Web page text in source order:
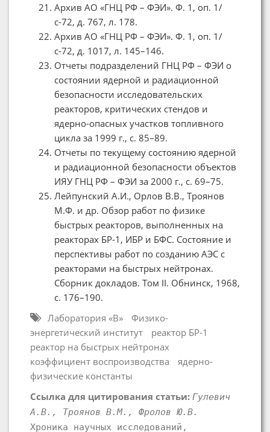
Архив АО «ГНЦ РФ – ФЭИ». Ф. 1, оп. 1/
с-72, д. 767, л. 178.
Архив АО «ГНЦ РФ – ФЭИ». Ф. 1, оп. 1/
с-72, д. 1017, л. 145–146.
Отчеты подразделений ГНЦ РФ – ФЭИ о
состоянии ядерной и радиационной
безопасности исследовательских
реакторов, критических стендов и
ядерно-опасных участков топливного
цикла за 1999 г., c. 85–89.
Отчеты по текущему состоянию ядерной
и радиационной безопасности объектов
ИЯУ ГНЦ РФ – ФЭИ за 2000 г., c. 69–75.
Лейпунский А.И., Орлов В.В., Троянов
М.Ф. и др. Обзор работ по физике
быстрых реакторов, выполненных на
реакторах БР-1, ИБР и БФС. Состояние и
перспективы работ по созданию АЭС с
реакторами на быстрых нейтронах.
Сборник докладов. Том II. Обнинск, 1968,
c. 176–190.
Лаборатория «В»
Физико-
энергетический институт
реактор БР-1
реактор на быстрых нейтронах
коэффициент воспроизводства
ядерно-
физические константы
Ссылка для цитирования статьи: Гулевич
А.В., Троянов В.М., Фролов Ю.В.
Хроника научных исследований,